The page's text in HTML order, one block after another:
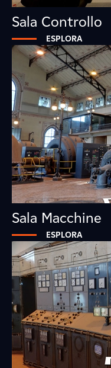
Sala Controllo
ESPLORA
Sala Macchine
ESPLORA